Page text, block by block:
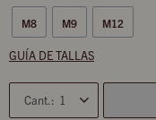
M8 M9 M12
GUÍA DE TALLAS
1